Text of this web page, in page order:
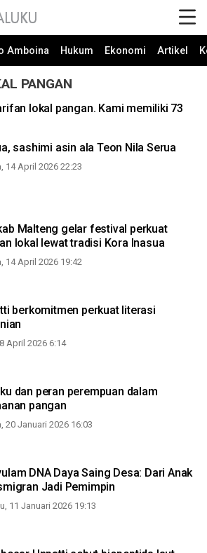
Amboina Hukum Ekonomi Artikel
PANGAN
lokal pangan. Kami memiliki 73
sashimi asin ala Teon Nila Serua
14 April 2026 22:23
Malteng gelar festival perkuat
lokal lewat tradisi Kora Inasua
14 April 2026 19:42
berkomitmen perkuat literasi
April 2026 6:14
dan peran perempuan dalam
pangan
20 Januari 2026 16:03
DNA Daya Saing Desa: Dari Anak
Jadi Pemimpin
11 Januari 2026 19:13